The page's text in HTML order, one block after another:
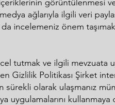
görüntülenmesi
ağlarıyla ilgili veri
incelemeniz önem
tutmak ve ilgili mevzuata
Gizlilik Politikası Şirket
sürekli olarak ulaşmanız
uygulamalarını